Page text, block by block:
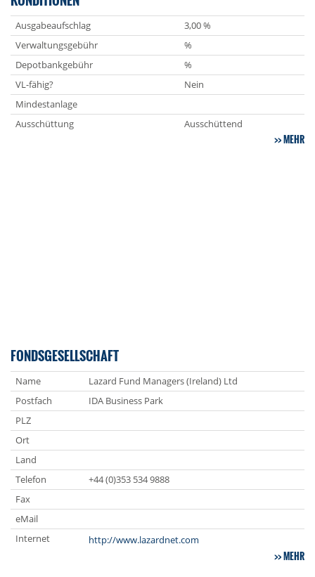
Ausgabeaufschlag
3,00 %
Verwaltungsgebühr
%
Depotbankgebühr
%
VL-fähig?
Nein
Mindestanlage
Ausschüttung
Ausschüttend
MEHR
FONDSGESELLSCHAFT
Name
Lazard Fund Managers (Ireland) Ltd
Postfach
IDA Business Park
PLZ
Ort
Land
Telefon
+44 (0)353 534 9888
Fax
eMail
Internet
http://www.lazardnet.com
MEHR